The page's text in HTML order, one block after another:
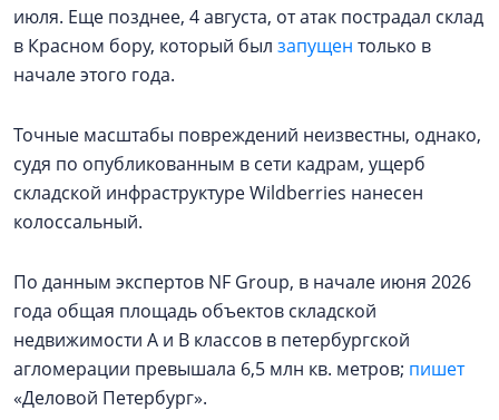
июля. Еще позднее, 4 августа, от атак пострадал склад
в Красном бору, который был запущен только в
начале этого года.
Точные масштабы повреждений неизвестны, однако,
судя по опубликованным в сети кадрам, ущерб
складской инфраструктуре Wildberries нанесен
колоссальный.
По данным экспертов NF Group, в начале июня 2026
года общая площадь объектов складской
недвижимости А и В классов в петербургской
агломерации превышала 6,5 млн кв. метров; пишет
«Деловой Петербург».